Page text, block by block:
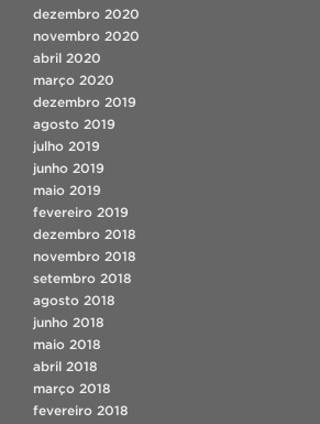
dezembro 2020
novembro 2020
abril 2020
março 2020
dezembro 2019
agosto 2019
julho 2019
junho 2019
maio 2019
fevereiro 2019
dezembro 2018
novembro 2018
setembro 2018
agosto 2018
junho 2018
maio 2018
abril 2018
março 2018
fevereiro 2018